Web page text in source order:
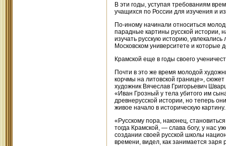
В эти годы, уступая требованиям
учащихся по России для изучения и
По-иному начинали относиться
парадные картины русской истории,
изучать русскую историю,
Московском университете и которые
Крамской еще в годы своего
Почти в это же время молодой
корчмы на литовской границе»,
художник Вячеслав Григорьевич
«Иван Грозный у тела убитого им
древнерусской истории, но теперь
живое начало в историческую картину.
«Русскому пора, наконец,
тогда Крамской, — слава богу, у нас
создании своей русской школы
времени, видел, как занимается заря